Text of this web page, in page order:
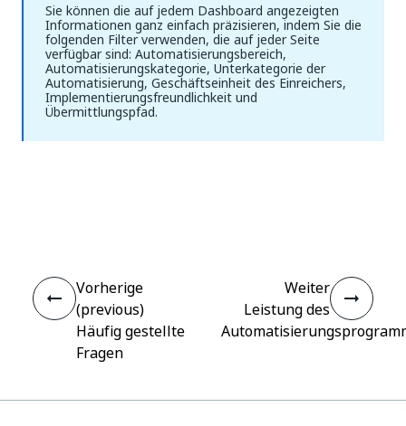
Sie können die auf jedem Dashboard angezeigten
Informationen ganz einfach präzisieren, indem Sie die
folgenden Filter verwenden, die auf jeder Seite
verfügbar sind: Automatisierungsbereich,
Automatisierungskategorie, Unterkategorie der
Automatisierung, Geschäftseinheit des Einreichers,
Implementierungsfreundlichkeit und
Übermittlungspfad.
Vorherige
(previous)
Häufig gestellte
Fragen
Weiter
Leistung des